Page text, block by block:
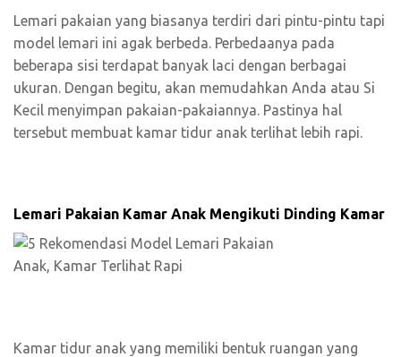
Lemari pakaian yang biasanya terdiri dari pintu-pintu tapi
model lemari ini agak berbeda. Perbedaanya pada
beberapa sisi terdapat banyak laci dengan berbagai
ukuran. Dengan begitu, akan memudahkan Anda atau Si
Kecil menyimpan pakaian-pakaiannya. Pastinya hal
tersebut membuat kamar tidur anak terlihat lebih rapi.
Lemari Pakaian Kamar Anak Mengikuti Dinding Kamar
Kamar tidur anak yang memiliki bentuk ruangan yang